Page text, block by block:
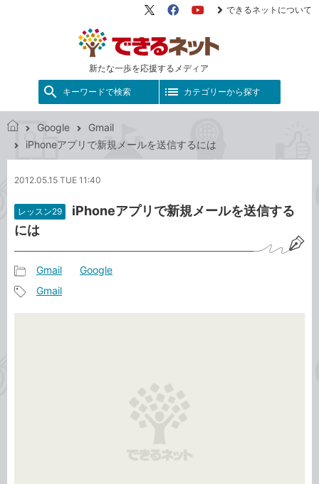
新たな一歩を応援するメディア
X（旧
FacebookYouTube
できるネットについて
キーワードで検索 カテゴリーから探す
で
ネ
ト
Google
Gmail
iPhoneアプリで新規メールを送信するには
2012.05.15 TUE 11:40
レッスン29
iPhoneアプリで新規メールを送信する
には
事
カ
Gmail Google
Gmail